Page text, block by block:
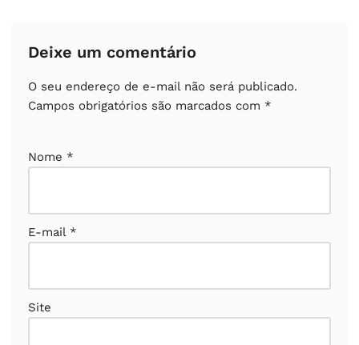
Deixe um comentário
O seu endereço de e-mail não será publicado.
Campos obrigatórios são marcados com *
Nome *
E-mail *
Site